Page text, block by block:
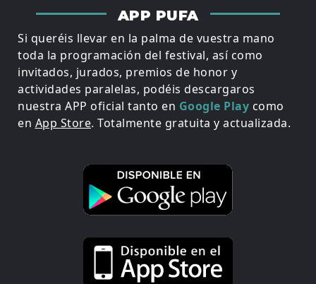
APP PUFA
Si queréis llevar en la palma de vuestra mano
toda la programación del festival, así como
invitados, jurados, premios de honor y
actividades paralelas, podéis descargaros
nuestra APP oficial tanto en Google Play como
en App Store. Totalmente gratuita y actualizada.